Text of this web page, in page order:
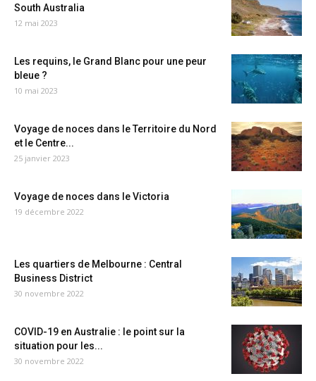
South Australia
12 mai 2023
Les requins, le Grand Blanc pour une peur
bleue ?
10 mai 2023
Voyage de noces dans le Territoire du Nord
et le Centre...
25 janvier 2023
Voyage de noces dans le Victoria
19 décembre 2022
Les quartiers de Melbourne : Central
Business District
30 novembre 2022
COVID-19 en Australie : le point sur la
situation pour les...
30 novembre 2022